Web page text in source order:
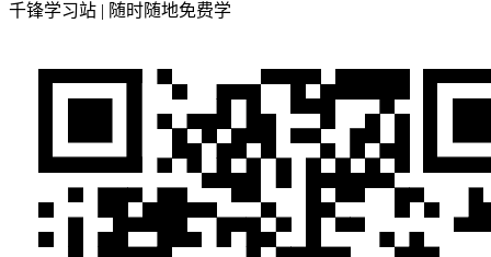
千锋学习站 | 随时随地免费学